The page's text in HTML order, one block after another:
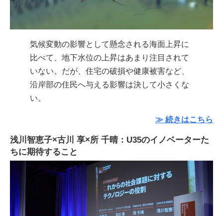
気候変動の影響として懸念される海面上昇に
比べて、地下水位の上昇はあまり注目されて
いない。だが、住宅の破損や健康被害など、
沿岸部の住民へ与える影響は決して小さくな
い。
≫ 続きはこちら
浅川智恵子×古川 享×所 千晴：U35のイノベーターた
ちに期待すること